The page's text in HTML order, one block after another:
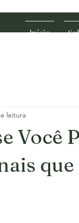
Início
Você
leitura